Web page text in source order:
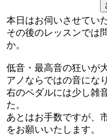
本日はお伺いさせてい
その後のレッスンでは
か。
低音・最高音の狂いが
アノならではの音にな
右のペダルには少し雑
た。
あとはお手数ですが、
をお願いいたします。